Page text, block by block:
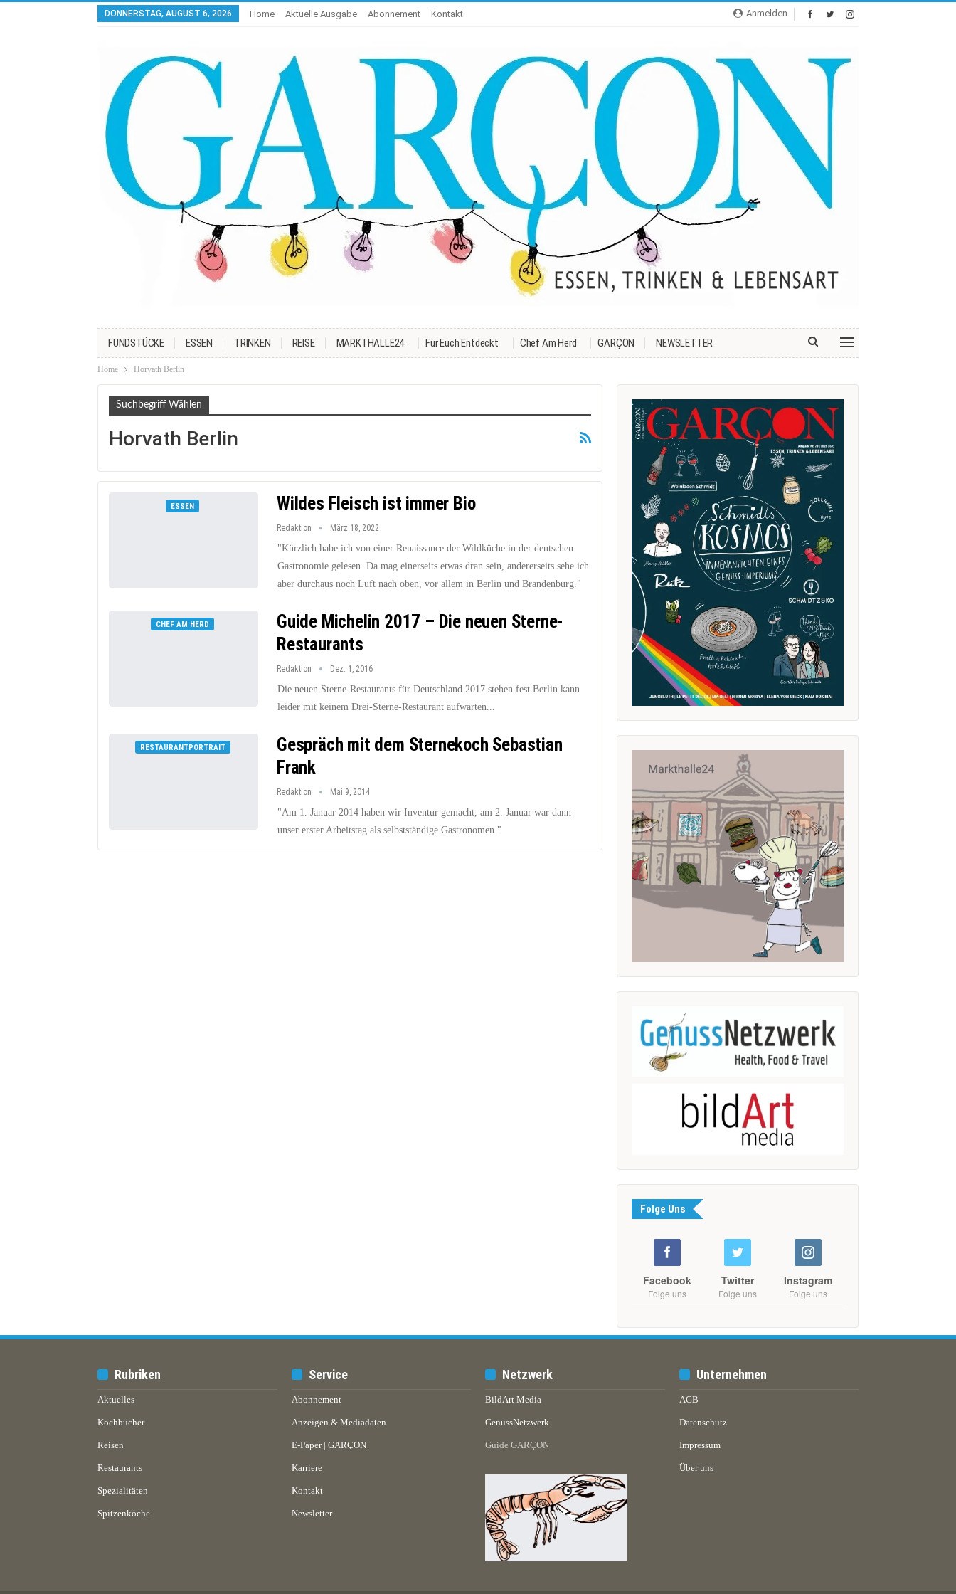
Anmelden
DONNERSTAG, AUGUST 6, 2026 Home Aktuelle Ausgabe Abonnement Kontakt
FUNDSTÜCKE ESSEN TRINKEN REISE MARKTHALLE24 Für Euch Entdeckt Chef Am Herd GARÇON NEWSLETTER
Home Horvath Berlin
Suchbegriff Wählen
Horvath Berlin
ESSEN Wildes Fleisch ist immer Bio
Redaktion März 18, 2022
"Kürzlich habe ich von einer Renaissance der Wildküche in der deutschen
Gastronomie gelesen. Da mag einerseits etwas dran sein, andererseits sehe ich
aber durchaus noch Luft nach oben, vor allem in Berlin und Brandenburg."
CHEF AM HERD
Guide Michelin 2017 – Die neuen Sterne-
Restaurants
Redaktion Dez. 1, 2016
Die neuen Sterne-Restaurants für Deutschland 2017 stehen fest.Berlin kann
leider mit keinem Drei-Sterne-Restaurant aufwarten...
RESTAURANTPORTRAIT
Gespräch mit dem Sternekoch Sebastian
Frank
Redaktion Mai 9, 2014
"Am 1. Januar 2014 haben wir Inventur gemacht, am 2. Januar war dann
unser erster Arbeitstag als selbstständige Gastronomen."
Folge Uns
Facebook
Folge uns
Twitter
Folge uns
Instagram
Folge uns
Rubriken
Aktuelles
Kochbücher
Reisen
Restaurants
Spezialitäten
Spitzenköche
Service
Abonnement
Anzeigen & Mediadaten
E-Paper | GARÇON
Karriere
Kontakt
Newsletter
Netzwerk
BildArt Media
GenussNetzwerk
Guide GARÇON
Unternehmen
AGB
Datenschutz
Impressum
Über uns